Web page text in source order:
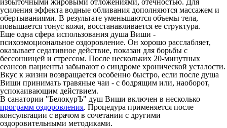
избыточными жировыми отложениями, отечностью. Для
усиления эффекта водные обливания дополняются массажем и
обертываниями. В результате уменьшаются объемы тела,
повышается тонус кожи, восстанавливается ее структура.
Еще одна сфера использования душа Виши -
психоэмоциональное оздоровление. Он хорошо расслабляет,
оказывает седативное действие, показан для борьбы с
бессонницей и стрессом. После нескольких 20-минутных
сеансов пациенты забывают о синдроме хронической усталости.
Вкус к жизни возвращается особенно быстро, если после душа
Виши принимать травяные чаи - с бодрящим или, наоборот,
успокаивающим действием.
В санатории "БелокурЪ" душ Виши включен в несколько
программ оздоровления. Процедура применяется после
консультации с врачом в сочетании с другими
оздоровительными методиками.